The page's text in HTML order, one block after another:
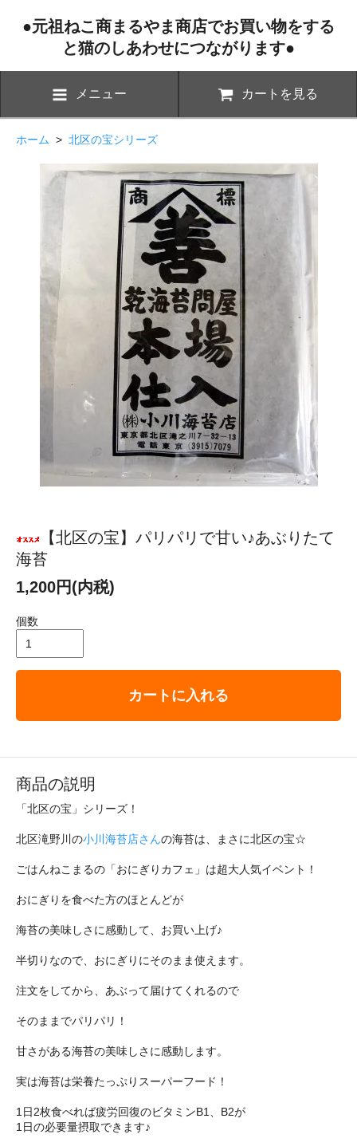
●元祖ねこ商まるやま商店でお買い物をする
と猫のしあわせにつながります●
メニュー カートを見る
ホーム > 北区の宝シリーズ
【北区の宝】パリパリで甘い♪あぶりたて
海苔
1,200円(内税)
個数
カートに入れる
商品の説明
「北区の宝」シリーズ！
北区滝野川の小川海苔店さんの海苔は、まさに北区の宝☆
ごはんねこまるの「おにぎりカフェ」は超大人気イベント！
おにぎりを食べた方のほとんどが
海苔の美味しさに感動して、お買い上げ♪
半切りなので、おにぎりにそのまま使えます。
注文をしてから、あぶって届けてくれるので
そのままでパリパリ！
甘さがある海苔の美味しさに感動します。
実は海苔は栄養たっぷりスーパーフード！
1日2枚食べれば疲労回復のビタミンB1、B2が
1日の必要量摂取できます♪